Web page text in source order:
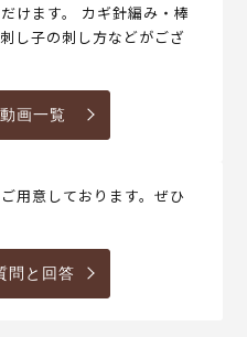
けます。 カギ針編み・棒
し子の刺し方などがござ
画一覧
用意しております。ぜひ
問と回答